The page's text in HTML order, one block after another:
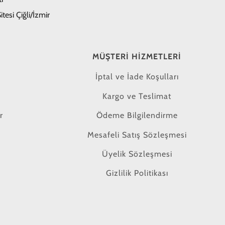
Çiğli/İzmir
MÜŞTERI HIZMETLERI
İptal ve İade Koşulları
Kargo ve Teslimat
Ödeme Bilgilendirme
Mesafeli Satış Sözleşmesi
Üyelik Sözleşmesi
Gizlilik Politikası